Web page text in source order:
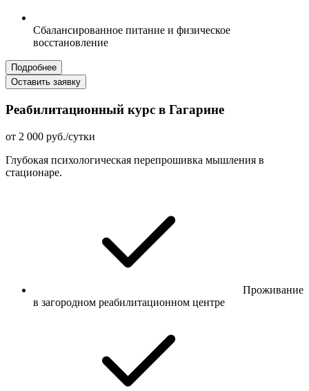
Сбалансированное питание и физическое
восстановление
Подробнее
Оставить заявку
Реабилитационный курс в Гагарине
от 2 000 руб./сутки
Глубокая психологическая перепрошивка мышления в
стационаре.
Проживание
в загородном реабилитационном центре